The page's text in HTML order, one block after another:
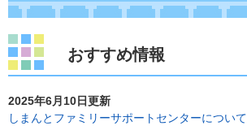
おすすめ情報
2025年6月10日更新
しまんとファミリーサポートセンターについて